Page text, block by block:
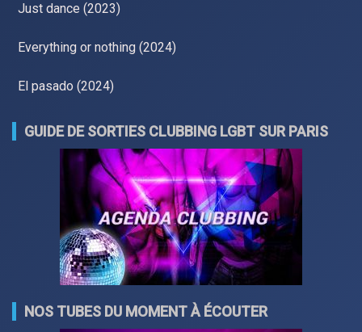
Just dance (2023)
Everything or nothing (2024)
El pasado (2024)
GUIDE DE SORTIES CLUBBING LGBT SUR PARIS
NOS TUBES DU MOMENT À ÉCOUTER